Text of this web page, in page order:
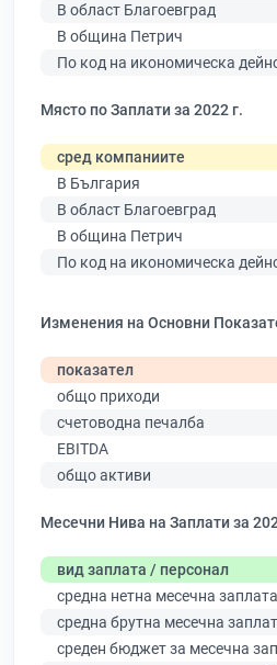
В област Благоевград
В община Петрич
По код на икономическа
Място по Заплати за 2022 г.
сред компаниите
В България
В област Благоевград
В община Петрич
По код на икономическа
Изменения на Основни
показател
общо приходи
счетоводна печалба
EBITDA
общо активи
Месечни Нива на Заплати за
вид заплата / персонал
средна нетна месечна заплата
средна брутна месечна
среден бюджет за месечна